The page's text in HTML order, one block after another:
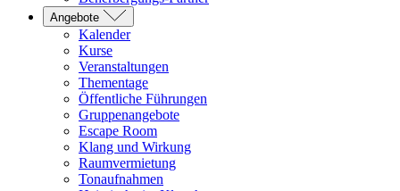
Angebote
Kalender
Kurse
Veranstaltungen
Thementage
Öffentliche Führungen
Gruppenangebote
Escape Room
Klang und Wirkung
Raumvermietung
Tonaufnahmen